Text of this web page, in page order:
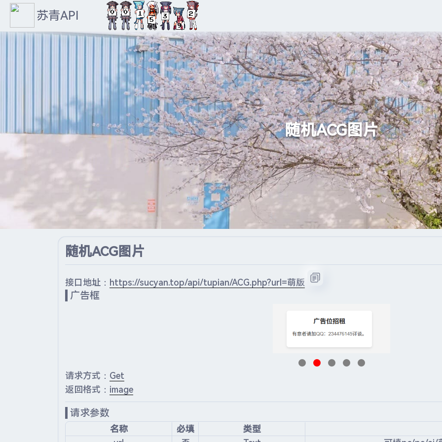
苏青API
随机ACG图片
随机ACG图片
接口地址： https://sucyan.top/api/tupian/ACG.php?url=萌版
广告框
请求方式： Get
返回格式： image
请求参数
名称 必填
类型